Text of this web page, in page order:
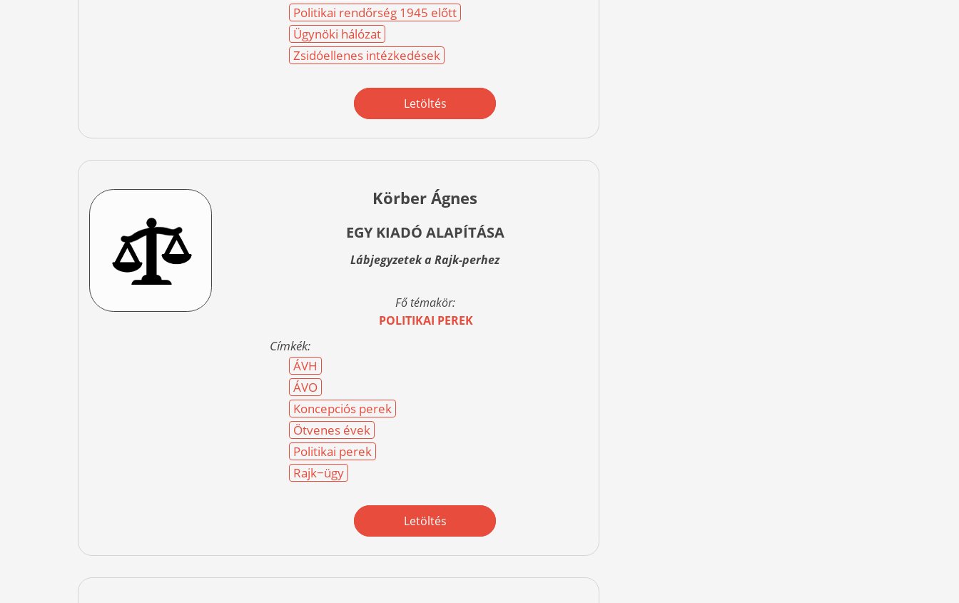
Politikai rendőrség 1945 előtt
Ügynöki hálózat
Zsidóellenes intézkedések
Letöltés
Körber Ágnes
EGY KIADÓ ALAPÍTÁSA
Lábjegyzetek a Rajk-perhez
Fő témakör:
POLITIKAI PEREK
Címkék:
ÁVH
ÁVO
Koncepciós perek
Ötvenes évek
Politikai perek
Rajk−ügy
Letöltés